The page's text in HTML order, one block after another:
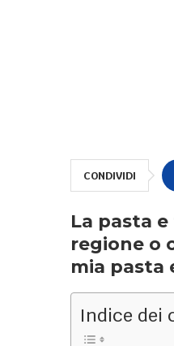
CONDIVIDI
La pasta
regione o
mia pasta
Indice dei